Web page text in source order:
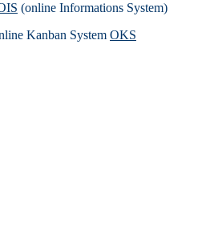
(online Informations System)
Kanban System OKS